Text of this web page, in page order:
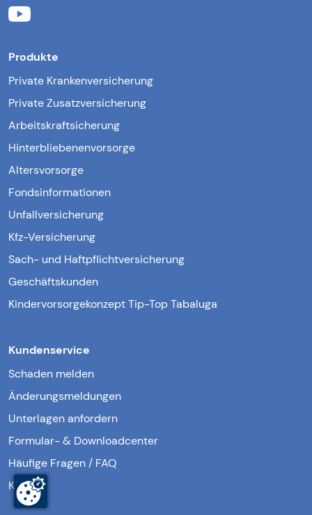
Produkte
Private Krankenversicherung
Private Zusatzversicherung
Arbeitskraftsicherung
Hinterbliebenenvorsorge
Altersvorsorge
Fondsinformationen
Unfallversicherung
Kfz-Versicherung
Sach- und Haftpflichtversicherung
Geschäftskunden
Kindervorsorgekonzept Tip-Top Tabaluga
Kundenservice
Schaden melden
Änderungsmeldungen
Unterlagen anfordern
Formular- & Downloadcenter
Häufige Fragen / FAQ
Kontakt